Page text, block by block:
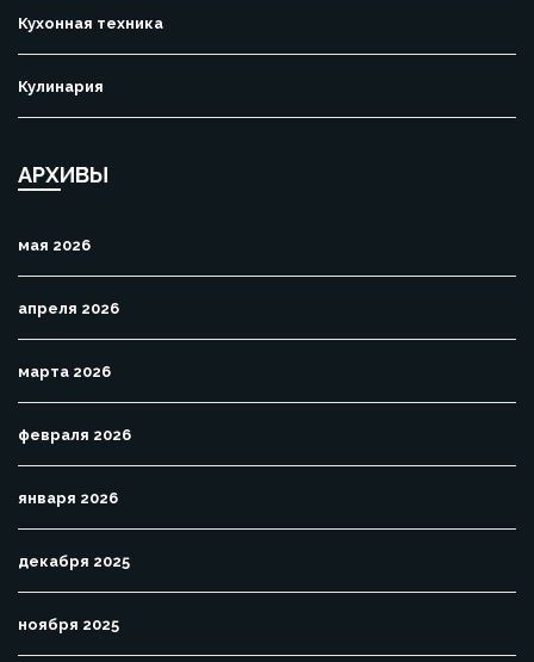
Кухонная техника
Кулинария
АРХИВЫ
мая 2026
апреля 2026
марта 2026
февраля 2026
января 2026
декабря 2025
ноября 2025